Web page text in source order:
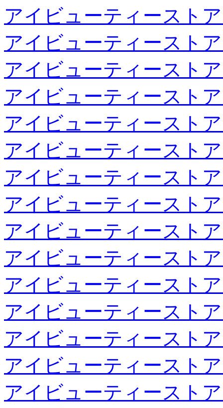
アイビューティースト
アイビューティースト
アイビューティースト
アイビューティースト
アイビューティースト
アイビューティースト
アイビューティースト
アイビューティースト
アイビューティースト
アイビューティースト
アイビューティースト
アイビューティースト
アイビューティースト
アイビューティースト
アイビューティースト